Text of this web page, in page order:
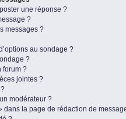
une réponse ?
?
messages ?
au sondage ?
?
forum ?
jointes ?
modérateur ?
dans la page de rédaction de